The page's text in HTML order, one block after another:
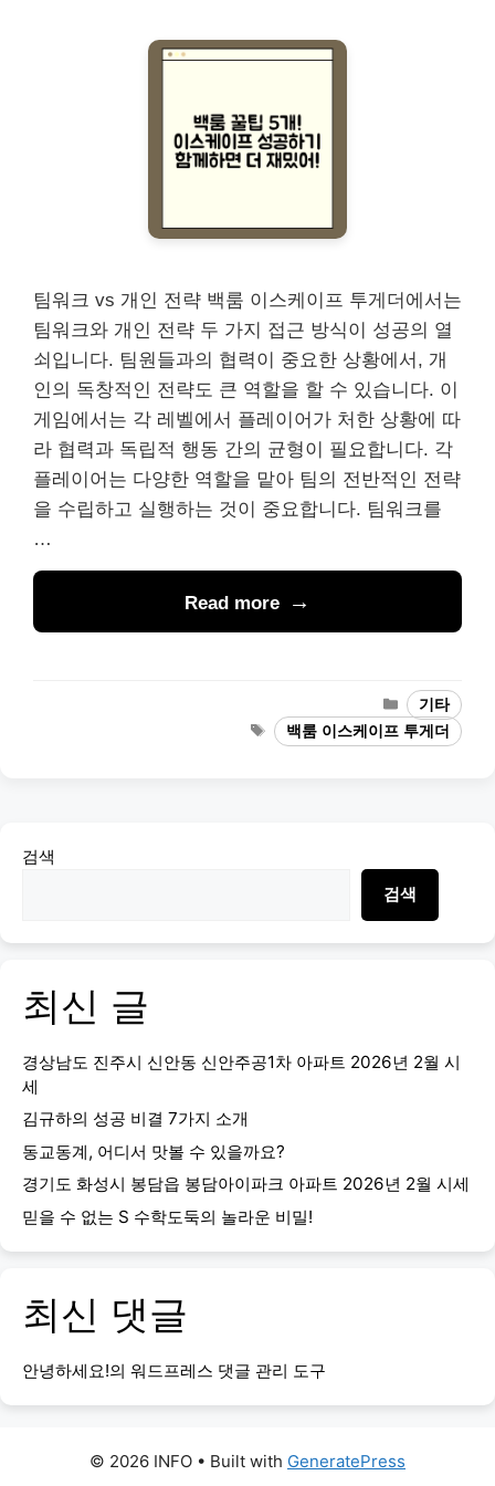
팀워크 vs 개인 전략 백룸 이스케이프 투게더에서는
팀워크와 개인 전략 두 가지 접근 방식이 성공의 열
쇠입니다. 팀원들과의 협력이 중요한 상황에서, 개
인의 독창적인 전략도 큰 역할을 할 수 있습니다. 이
게임에서는 각 레벨에서 플레이어가 처한 상황에 따
라 협력과 독립적 행동 간의 균형이 필요합니다. 각
플레이어는 다양한 역할을 맡아 팀의 전반적인 전략
을 수립하고 실행하는 것이 중요합니다. 팀워크를
…
Read more
Categories
기타
Tags백룸 이스케이프 투게더
검색
검색
최신 글
경상남도 진주시 신안동 신안주공1차 아파트 2026년 2월 시
세
김규하의 성공 비결 7가지 소개
동교동계, 어디서 맛볼 수 있을까요?
경기도 화성시 봉담읍 봉담아이파크 아파트 2026년 2월 시세
믿을 수 없는 S 수학도둑의 놀라운 비밀!
최신 댓글
안녕하세요!의 워드프레스 댓글 관리 도구
© 2026 INFO • Built with GeneratePress